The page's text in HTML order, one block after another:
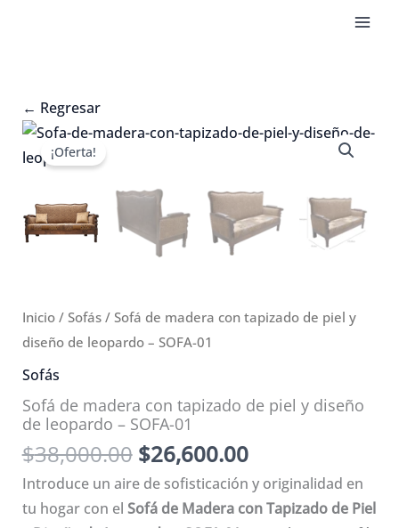
← Regresar
¡Oferta!
Inicio/ Sofás/ Sofá de madera con tapizado de piel y
diseño de leopardo – SOFA-01
Sofás
Sofá de madera con tapizado de piel y diseño
de leopardo – SOFA-01
$38,000.00 El
precio
original
$26,600.00El
precio
actual
Introduce un aire de sofisticación y originalidad en
tu hogar con el Sofá de Madera con Tapizado de Piel